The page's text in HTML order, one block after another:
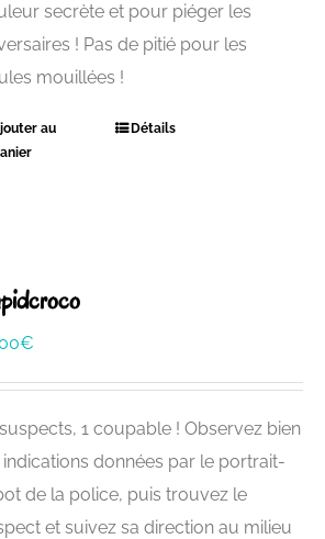
secrète et pour piéger les
! Pas de pitié pour les
mouillées !
au
Détails
€
1 coupable ! Observez bien
indications données par le portrait-
de la police, puis trouvez le
et suivez sa direction au milieu